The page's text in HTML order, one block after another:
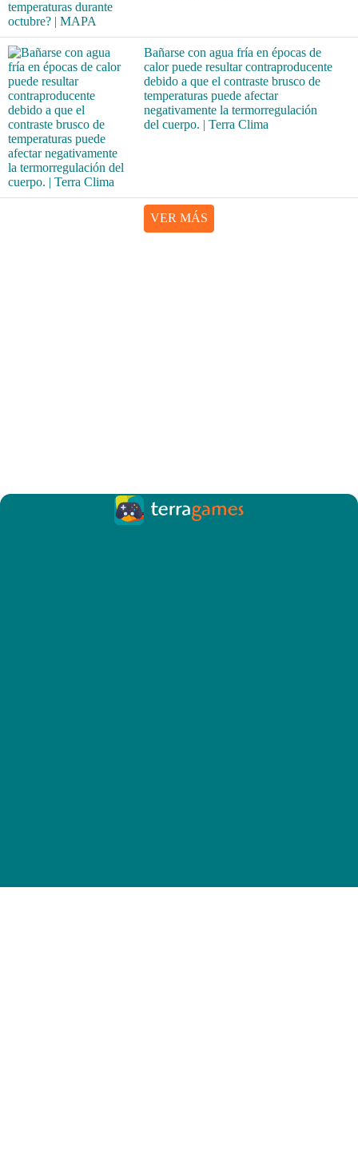
Bañarse con agua fría en épocas de
calor puede resultar contraproducente
debido a que el contraste brusco de
temperaturas puede afectar
negativamente la termorregulación
del cuerpo. | Terra Clima
VER MÁS